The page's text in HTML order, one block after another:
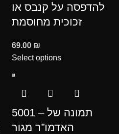
להדפסה על קנבס או
זכוכית מחוסמת
69.00 ₪
Select options
5001 – תמונה של
האדמו”ר מגור